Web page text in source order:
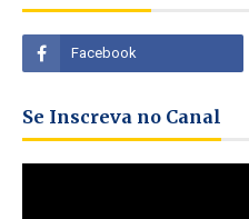
Se Inscreva no Canal